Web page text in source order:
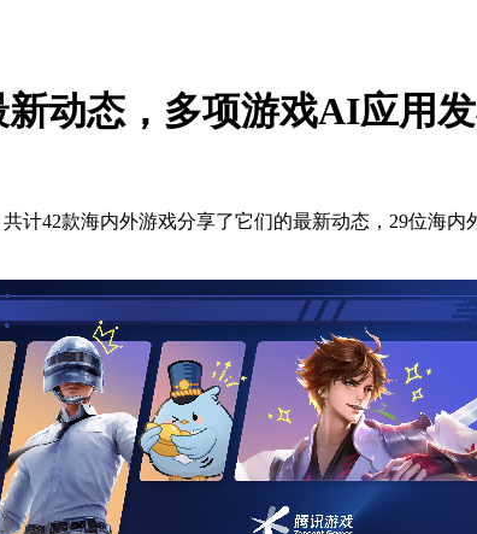
动态，多项游戏AI应用
计42款海内外游戏分享了它们的最新动态，29位海